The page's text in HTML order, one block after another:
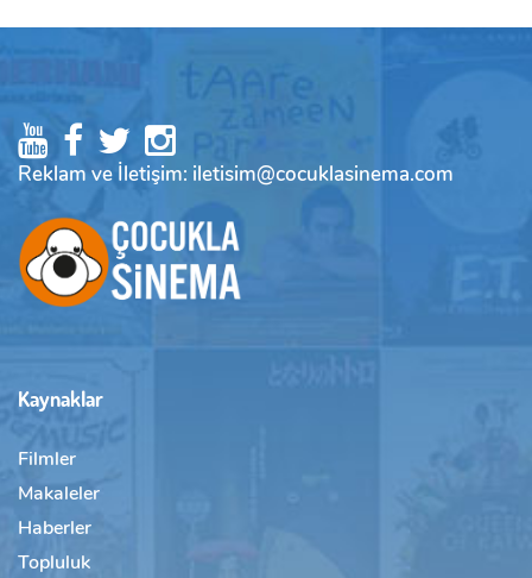
Reklam ve İletişim: iletisim@cocuklasinema.com
Kaynaklar
Filmler
Makaleler
Haberler
Topluluk